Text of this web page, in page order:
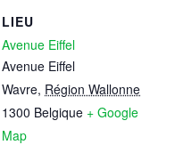
LIEU
Avenue Eiffel
Avenue Eiffel
Wavre, Région Wallonne
1300 Belgique + Google
Map